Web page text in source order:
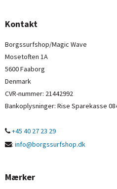
Kontakt
Borgssurfshop/Magic Wave
Mosetoften 1A
5600 Faaborg
Denmark
CVR-nummer: 21442992
Bankoplysninger: Rise Sparekasse
+45 40 27 23 29
: info@borgssurfshop.dk
Mærker